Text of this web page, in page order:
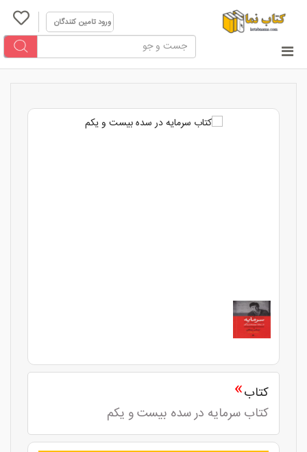
ورود تامین کنندگان
کتاب»
کتاب سرمایه در سده بیست و یکم